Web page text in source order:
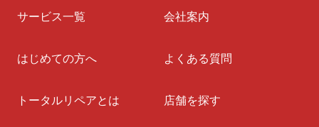
サービス一覧 会社案内
はじめての方へ よくある質問
トータルリペアとは 店舗を探す